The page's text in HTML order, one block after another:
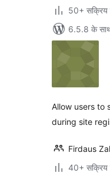
50+ सक्रिय
6.5.8 के साथ
Allow users to
during site
Firdaus
40+ सक्रिय